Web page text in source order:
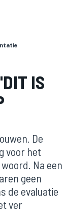
IS
De
voor het
Na een
geen
de evaluatie
ver